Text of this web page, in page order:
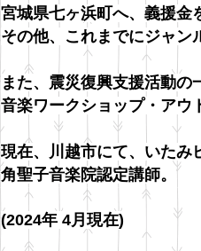
宮城県七ヶ浜町へ、義援金
その他、これまでにジャン
また、震災復興支援活動の
音楽ワークショップ・アウ
現在、川越市にて、いたみ
角聖子音楽院認定講師。
(2024年 4月現在)